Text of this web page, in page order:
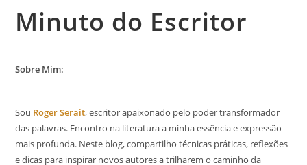
Minuto do Escritor
Sobre Mim:
Sou Roger Serait, escritor apaixonado pelo poder transformador
das palavras. Encontro na literatura a minha essência e expressão
mais profunda. Neste blog, compartilho técnicas práticas, reflexões
e dicas para inspirar novos autores a trilharem o caminho da